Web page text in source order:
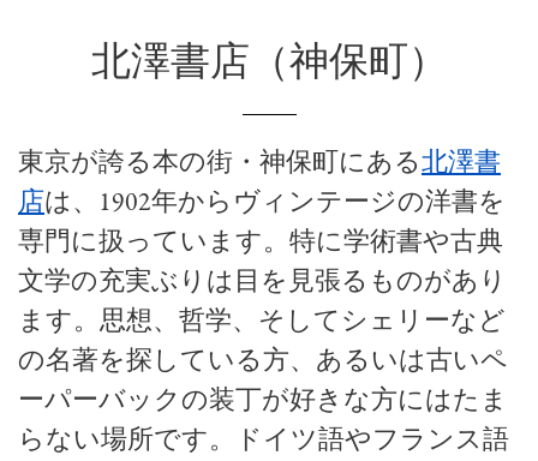
北澤書店（神保町）
東京が誇る本の街・神保町にある北澤書
店は、1902年からヴィンテージの洋書を
専門に扱っています。特に学術書や古典
文学の充実ぶりは目を見張るものがあり
ます。思想、哲学、そしてシェリーなど
の名著を探している方、あるいは古いペ
ーパーバックの装丁が好きな方にはたま
らない場所です。ドイツ語やフランス語